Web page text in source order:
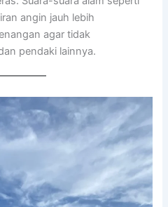
angin jauh lebih
agar tidak
pendaki lainnya.